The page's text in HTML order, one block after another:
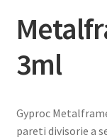
3ml
Gyproc
pareti divisorie a